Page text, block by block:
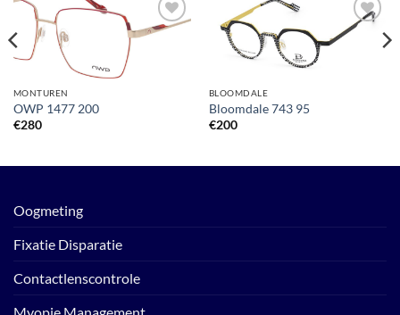
Toevoegen
MONTUREN
OWP 1477 200
€280
Toevoegen
BLOOMDALE
Bloomdale 743 95
€200
Oogmeting
Fixatie Disparatie
Contactlenscontrole
Myopie Management